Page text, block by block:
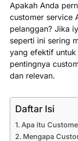
Apakah Anda
customer service
pelanggan? Jika
seperti ini sering
yang efektif
pentingnya
dan relevan.
Daftar Isi
Apa itu
Mengapa